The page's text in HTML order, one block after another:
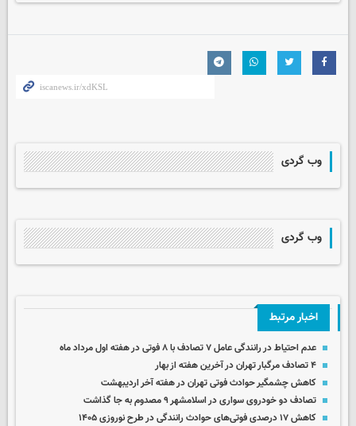
وب گردی
وب گردی
اخبار مرتبط
عدم احتیاط در رانندگی عامل ۷ تصادف با ۸ فوتی در هفته اول مرداد ماه
۴ تصادف مرگبار تهران در آخرین هفته از بهار
کاهش چشمگیر حوادث فوتی تهران در هفته آخر اردیبهشت
تصادف دو خودروی سواری در اسلامشهر ۹ مصدوم به جا گذاشت
کاهش ۱۷ درصدی فوتی‌های حوادث رانندگی در طرح نوروزی ۱۴۰۵